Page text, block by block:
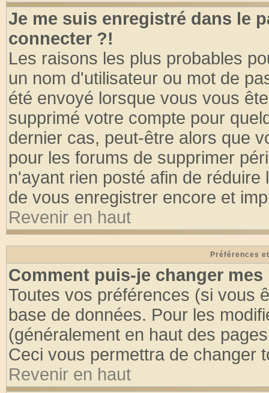
Je me suis enregistré dans le
connecter ?!
Les raisons les plus probables
un nom d'utilisateur ou mot de
été envoyé lorsque vous vous
supprimé votre compte pour
dernier cas, peut-être alors que
pour les forums de supprimer
n'ayant rien posté afin de
de vous enregistrer encore et
Revenir en haut
Préférences
Comment puis-je changer mes
Toutes vos préférences (si vous
base de données. Pour les
(généralement en haut des
Ceci vous permettra de changer
Revenir en haut